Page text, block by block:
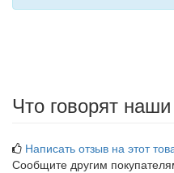
Что говорят
Написать отзыв на этот
Сообщите другим